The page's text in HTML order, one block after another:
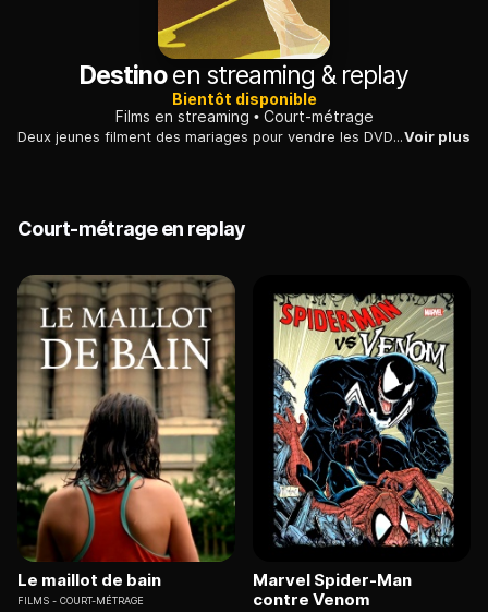
Destinoen streaming & replay
Bientôt disponible
Films en streaming
Court-métrage
Deux jeunes filment des mariages pour vendre les DVD aux familles. Quand ils assistent aux noces de l'ex de l'un d'eux, la confrontation tourne au vinaigre.Voir plus
Court-métrage en replay
Le maillot de bain
FILMS COURT-MÉTRAGE
Marvel Spider-Man
contre Venom